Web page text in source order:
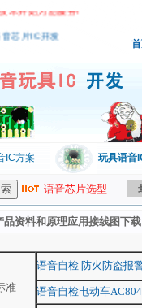
芯片IC开发
IC方案 玩具语音
语音芯片选型
品资料和原理应用接线图下载
准
语音自检 防火防盗报
语音自检电动车